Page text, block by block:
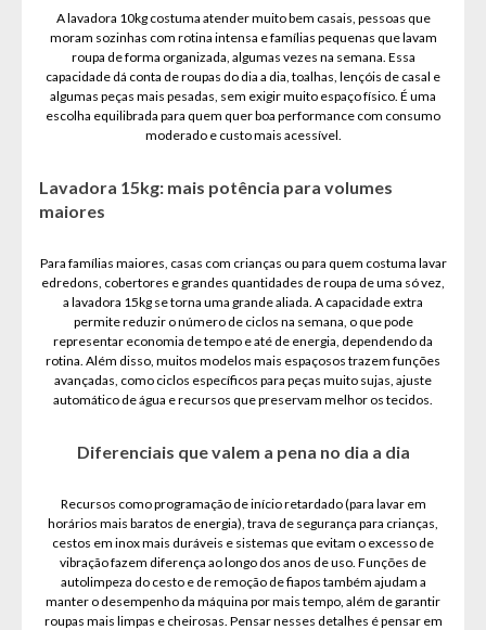
A lavadora 10kg costuma atender muito bem casais, pessoas que
moram sozinhas com rotina intensa e famílias pequenas que lavam
roupa de forma organizada, algumas vezes na semana. Essa
capacidade dá conta de roupas do dia a dia, toalhas, lençóis de casal e
algumas peças mais pesadas, sem exigir muito espaço físico. É uma
escolha equilibrada para quem quer boa performance com consumo
moderado e custo mais acessível.
Lavadora 15kg: mais potência para volumes
maiores
Para famílias maiores, casas com crianças ou para quem costuma lavar
edredons, cobertores e grandes quantidades de roupa de uma só vez,
a lavadora 15kg se torna uma grande aliada. A capacidade extra
permite reduzir o número de ciclos na semana, o que pode
representar economia de tempo e até de energia, dependendo da
rotina. Além disso, muitos modelos mais espaçosos trazem funções
avançadas, como ciclos específicos para peças muito sujas, ajuste
automático de água e recursos que preservam melhor os tecidos.
Diferenciais que valem a pena no dia a dia
Recursos como programação de início retardado (para lavar em
horários mais baratos de energia), trava de segurança para crianças,
cestos em inox mais duráveis e sistemas que evitam o excesso de
vibração fazem diferença ao longo dos anos de uso. Funções de
autolimpeza do cesto e de remoção de fiapos também ajudam a
manter o desempenho da máquina por mais tempo, além de garantir
roupas mais limpas e cheirosas. Pensar nesses detalhes é pensar em